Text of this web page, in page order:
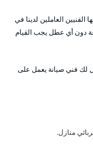
الفنيين العاملين لدينا في
دون أي عطل يجب القيام
لك فني صيانة يعمل على
منازل.